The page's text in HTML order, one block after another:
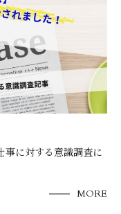
事に対する意識調査に
MORE